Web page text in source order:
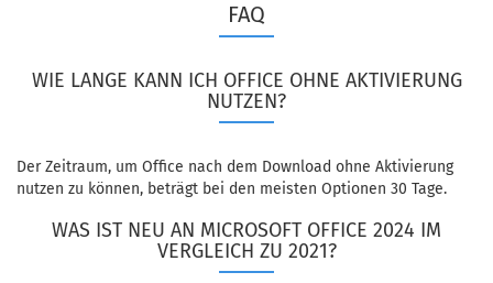
FAQ
WIE LANGE KANN ICH OFFICE OHNE AKTIVIERUNG
NUTZEN?
Der Zeitraum, um Office nach dem Download ohne Aktivierung
nutzen zu können, beträgt bei den meisten Optionen 30 Tage.
WAS IST NEU AN MICROSOFT OFFICE 2024 IM
VERGLEICH ZU 2021?